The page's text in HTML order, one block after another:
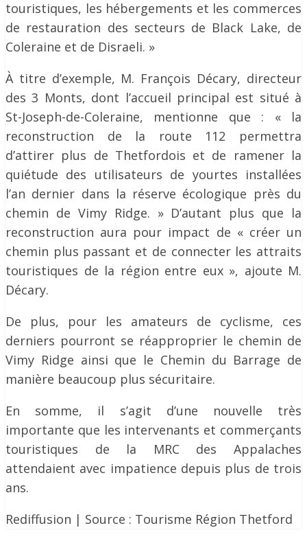
touristiques, les hébergements et les commerces
de restauration des secteurs de Black Lake, de
Coleraine et de Disraeli. »
À titre d’exemple, M. François Décary, directeur
des 3 Monts, dont l’accueil principal est situé à
St-Joseph-de-Coleraine, mentionne que : « la
reconstruction de la route 112 permettra
d’attirer plus de Thetfordois et de ramener la
quiétude des utilisateurs de yourtes installées
l’an dernier dans la réserve écologique près du
chemin de Vimy Ridge. » D’autant plus que la
reconstruction aura pour impact de « créer un
chemin plus passant et de connecter les attraits
touristiques de la région entre eux », ajoute M.
Décary.
De plus, pour les amateurs de cyclisme, ces
derniers pourront se réapproprier le chemin de
Vimy Ridge ainsi que le Chemin du Barrage de
manière beaucoup plus sécuritaire.
En somme, il s’agit d’une nouvelle très
importante que les intervenants et commerçants
touristiques de la MRC des Appalaches
attendaient avec impatience depuis plus de trois
ans.
Rediffusion | Source : Tourisme Région Thetford